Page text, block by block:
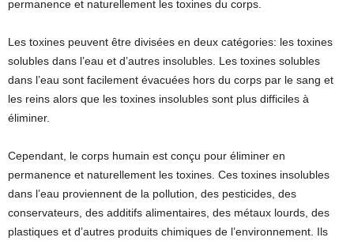
permanence et naturellement les toxines du corps.
Les toxines peuvent être divisées en deux catégories: les toxines
solubles dans l’eau et d’autres insolubles. Les toxines solubles
dans l’eau sont facilement évacuées hors du corps par le sang et
les reins alors que les toxines insolubles sont plus difficiles à
éliminer.
Cependant, le corps humain est conçu pour éliminer en
permanence et naturellement les toxines. Ces toxines insolubles
dans l’eau proviennent de la pollution, des pesticides, des
conservateurs, des additifs alimentaires, des métaux lourds, des
plastiques et d’autres produits chimiques de l’environnement. Ils